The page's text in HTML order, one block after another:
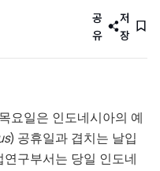
공
유
저
장
요일은 인도네시아의 예
) 공휴일과 겹치는 날입
구부서는 당일 인도네